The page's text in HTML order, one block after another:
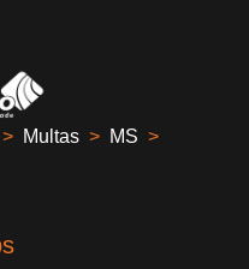
> Multas > MS >